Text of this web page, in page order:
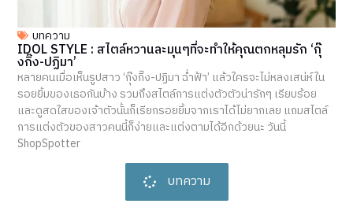
บทความ
IDOL STYLE : สไตล์หวานละมุนๆที่จะทำให้คุณตกหลุมรัก ‘กุ๊
งกิ๊ง-ปฏิมา’
หลายคนเมื่อเห็นรูปสาว ‘กุ๊งกิ๊ง-ปฏิมา ฉ่ำฟ้า’ แล้วใครจะไม่หลงเสน่ห์ใน
รอยยิ้มของเธอกันบ้าง รวมถึงสไตล์การแต่งตัวตัวน่ารักๆ เรียบร้อย
และดูสดใสของเจ้าตัวนั้นก็เรียกรอยยิ้มจากเราได้ไม่ยากเลย แถมสไตล์
การแต่งตัวของสาวคนนี้ก็ง่ายและแต่งตามได้อีกด้วยนะ วันนี้
ShopSpotter
บทความ